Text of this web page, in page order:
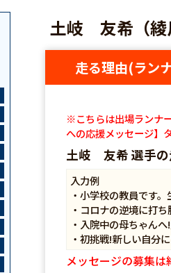
土岐 友希（綾
走る理由(ラン
※こちらは出場ランナ
への応援メッセージ】
土岐 友希 選手の
入力例
・小学校の教員です
・コロナの逆境に打
・入院中の母ちゃん
・初挑戦!新しい自分
メッセージの募集は